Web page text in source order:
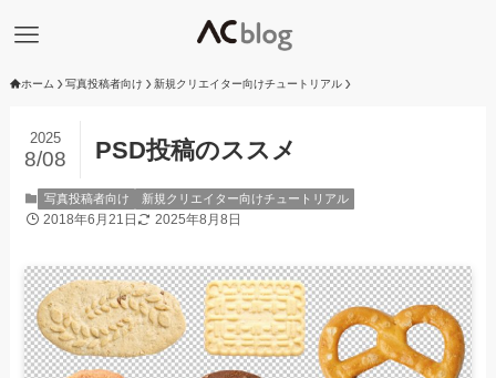
ホーム 写真投稿者向け 新規クリエイター向けチュートリアル
PSD投稿のススメ
2025
8/08
写真投稿者向け 新規クリエイター向けチュートリアル
2018年6月21日 2025年8月8日